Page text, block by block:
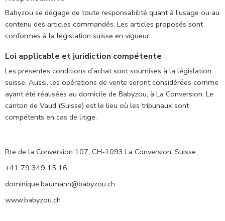
Babyzou se dégage de toute responsabilité quant à l’usage ou au
contenu des articles commandés. Les articles proposés sont
conformes à la législation suisse en vigueur.
Loi applicable et juridiction compétente
Les présentes conditions d’achat sont soumises à la législation
suisse. Aussi, les opérations de vente seront considérées comme
ayant été réalisées au domicile de Babyzou, à La Conversion. Le
canton de Vaud (Suisse) est le lieu où les tribunaux sont
compétents en cas de litige.
Rte de la Conversion 107, CH-1093 La Conversion, Suisse
+41 79 349 15 16
dominique.baumann@babyzou.ch
www.babyzou.ch